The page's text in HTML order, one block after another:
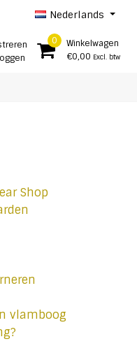
Nederlands
0
Winkelwagen
€0,00 Excl. btw
Shop
vlamboog